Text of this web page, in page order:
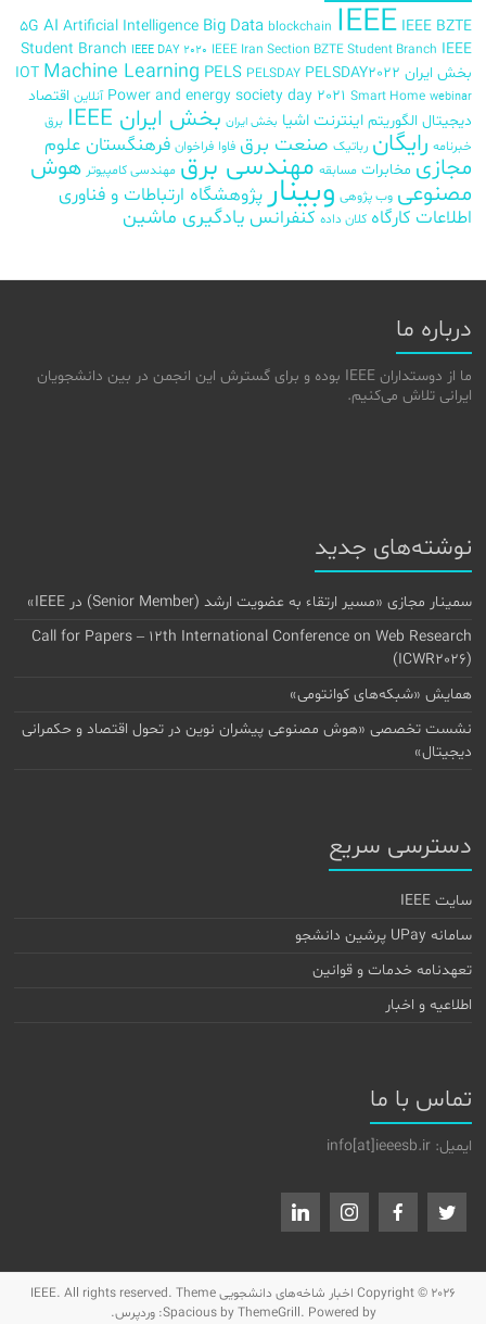
5G AI Artificial Intelligence Big Data blockchain IEEE IEEE BZTE
Student Branch IEEE DAY 2020 IEEE Iran Section BZTE Student Branch IEEE
بخش ایران
IOT Machine Learning PELS PELSDAY PELSDAY2022
Power and energy society day 2021 Smart Home webinar آنلاین اقتصاد
دیجیتال الگوریتم اینترنت اشیا بخش ایران بخش ایران IEEE
برق
خبرنامه رایگان رباتیک صنعت برق فاوا فراخوان فرهنگستان علوم
مجازی مخابرات مسابقه مهندسی برق مهندسی کامپیوتر هوش
مصنوعی وب پژوهی وبینارپژوهشگاه ارتباطات و فناوری
اطلاعات کارگاه کلان داده کنفرانس یادگیری ماشین
درباره ما
ما از دوستداران IEEE بوده و برای گسترش این انجمن در بین دانشجویان
ایرانی تلاش می‌کنیم.
نوشته‌های جدید
سمینار مجازی «مسیر ارتقاء به عضویت ارشد (Senior Member) در IEEE»
Call for Papers – 12th International Conference on Web Research
(ICWR2026)
همایش «شبکه‌های کوانتومی»
نشست تخصصی «هوش مصنوعی پیشران نوین در تحول اقتصاد و حکمرانی
دیجیتال»
دسترسی سریع
سایت IEEE
سامانه UPay پرشین دانشجو
تعهدنامه خدمات و قوانین
اطلاعیه و اخبار
تماس با ما
ایمیل: info[at]ieeesb.ir
Copyright © 2026 اخبار شاخه‌های دانشجویی IEEE. All rights reserved. Theme
Spaciousby ThemeGrill. Powered by: وردپرس.